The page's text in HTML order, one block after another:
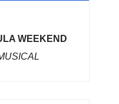
WEEKEND